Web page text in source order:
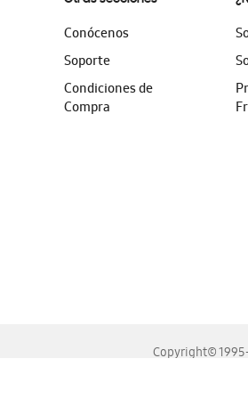
Conócenos
Soporte
Condiciones de
Compra
Copyright©